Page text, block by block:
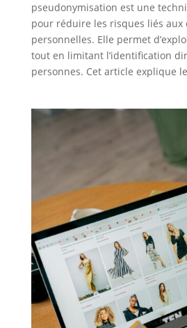
pseudonymisation est une
pour réduire les risques liés aux
personnelles. Elle permet
tout en limitant l’identification
personnes. Cet article explique